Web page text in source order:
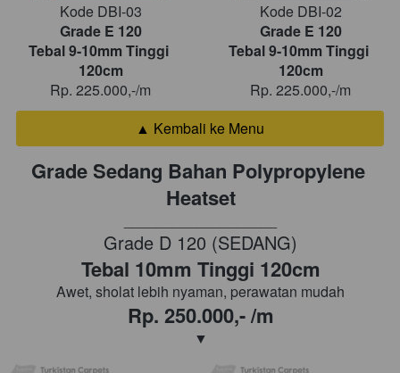
Kode DBI-03
Grade E 120
Tebal 9-10mm Tinggi
120cm
Rp. 225.000,-/m
Kode DBI-02
Grade E 120
Tebal 9-10mm Tinggi
120cm
Rp. 225.000,-/m
`▲ Kembali ke Menu
Grade Sedang Bahan Polypropylene
Heatset
Grade D 120 (SEDANG)
Tebal 10mm Tinggi 120cm
Awet, sholat lebih nyaman, perawatan mudah
Rp. 250.000,- /m
▼